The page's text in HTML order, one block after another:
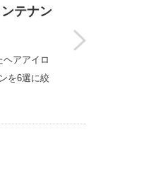
テナン
アアイロ
を6選に絞